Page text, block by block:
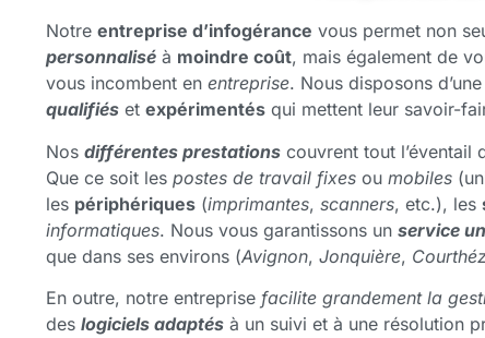
Notre entreprise d’infogérance vous permet non
personnalisé à moindre coût, mais également de
vous incombent en entreprise. Nous disposons
qualifiés et expérimentés qui mettent leur savoir-
Nos différentes prestations couvrent tout l’éventail
Que ce soit les postes de travail fixes ou mobiles
les périphériques (imprimantes, scanners, etc.), les
informatiques. Nous vous garantissons un service
que dans ses environs (Avignon, Jonquière,
En outre, notre entreprise facilite grandement la
des logiciels adaptés à un suivi et à une résolution